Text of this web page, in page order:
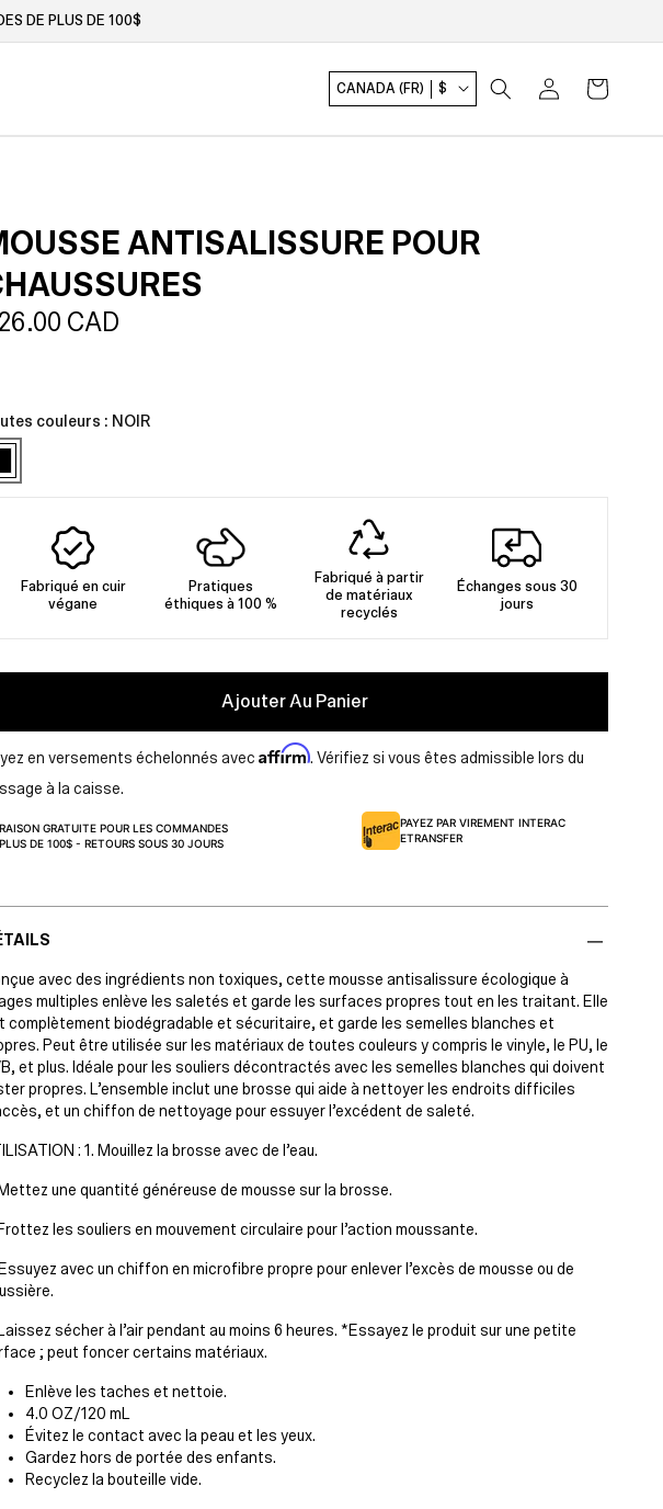
DE PLUS DE 100$
CANADA (FR) $ Connexion Panier
ANTISALISSURE POUR
CAD
couleurs : NOIR
Fabriqué en cuir
végane
Pratiques
éthiques à 100 %
Fabriqué à partir
de matériaux
recyclés
Échanges sous 30
jours
Ajouter Au Panier
en versements échelonnés avec Affirm. Vérifiez si vous êtes admissible lors du
à la caisse.
GRATUITE POUR LES COMMANDES
DE 100$ - RETOURS SOUS 30 JOURS
PAYEZ PAR VIREMENT INTERAC
ETRANSFER
avec des ingrédients non toxiques, cette mousse antisalissure écologique à
multiples enlève les saletés et garde les surfaces propres tout en les traitant. Elle
complètement biodégradable et sécuritaire, et garde les semelles blanches et
Peut être utilisée sur les matériaux de toutes couleurs y compris le vinyle, le PU, le
et plus. Idéale pour les souliers décontractés avec les semelles blanches qui doivent
propres. L’ensemble inclut une brosse qui aide à nettoyer les endroits difficiles
et un chiffon de nettoyage pour essuyer l’excédent de saleté.
: 1. Mouillez la brosse avec de l’eau.
une quantité généreuse de mousse sur la brosse.
les souliers en mouvement circulaire pour l’action moussante.
avec un chiffon en microfibre propre pour enlever l’excès de mousse ou de
sécher à l’air pendant au moins 6 heures. *Essayez le produit sur une petite
; peut foncer certains matériaux.
Enlève les taches et nettoie.
4.0 OZ/120 mL
Évitez le contact avec la peau et les yeux.
Gardez hors de portée des enfants.
Recyclez la bouteille vide.